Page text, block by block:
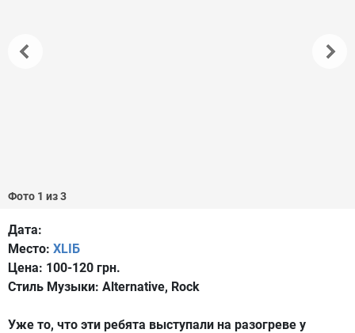
Фото 1 из 3
Дата:
Место: XLIБ
Цена: 100-120 грн.
Стиль Музыки: Alternative, Rock
Уже то, что эти ребята выступали на разогреве у